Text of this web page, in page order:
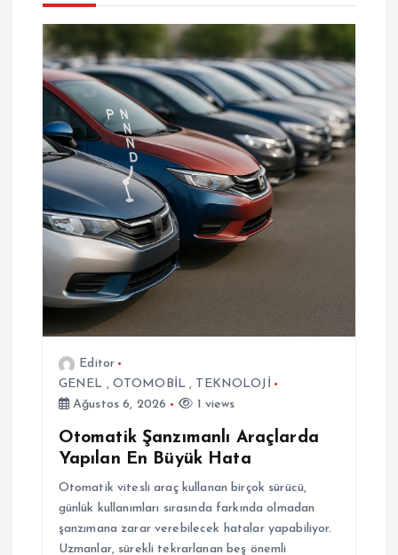
z
n
m
e
s
Editor
GENEL , OTOMOBİL , TEKNOLOJİ
Ağustos 6, 2026
1 views
Otomatik Şanzımanlı Araçlarda
Yapılan En Büyük Hata
Otomatik vitesli araç kullanan birçok sürücü,
günlük kullanımları sırasında farkında olmadan
şanzımana zarar verebilecek hatalar yapabiliyor.
Uzmanlar, sürekli tekrarlanan beş önemli